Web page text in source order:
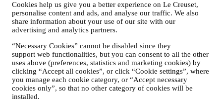
Cookies help us give you a better experience on Le Creuset,
personalise content and ads, and analyse our traffic. We also
share information about your use of our site with our
advertising and analytics partners.
“Necessary Cookies” cannot be disabled since they
support web functionalities, but you can consent to all the other
uses above (preferences, statistics and marketing cookies) by
clicking “Accept all cookies”, or click “Cookie settings”, where
you manage each cookie category, or “Accept necessary
cookies only”, so that no other category of cookies will be
installed.
i. PER ADEMPIERE A NOSTRI OBBLIGHI LEGALI
Potremmo essere tenuti a trattare alcuni dati che vi riguardano
per adempiere a nostri obblighi legali e ad altri obblighi
derivanti da istruzioni ricevute da parte di autorità.
ii. PER CREARE UN NUOVO ACCOUNT LE CREUSET
Utilizzeremo i vostri dati per creare un account Le Creuset
che vi darà accesso a una serie di vantaggi riservati agli utenti
registrati per usufruire al meglio dei nostri servizi, quali, un
checkout più rapido, la possibilità di salvare più indirizzi di